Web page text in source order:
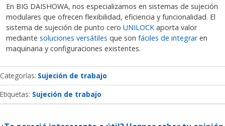
En BIG DAISHOWA, nos especializamos en sistemas de sujeción
modulares que ofrecen flexibilidad, eficiencia y funcionalidad. El
sistema de sujeción de punto cero UNILOCK aporta valor
mediante soluciones versátiles que son fáciles de integraren
maquinaria y configuraciones existentes.
Categorías Sujeción de trabajo
Etiquetas: Sujeción de trabajo